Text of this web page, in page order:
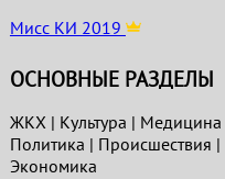
Мисс КИ 2019
ОСНОВНЫЕ РАЗДЕЛЫ
ЖКХ| Культура | Медицина
Политика | Проиcшествия |
Экономика